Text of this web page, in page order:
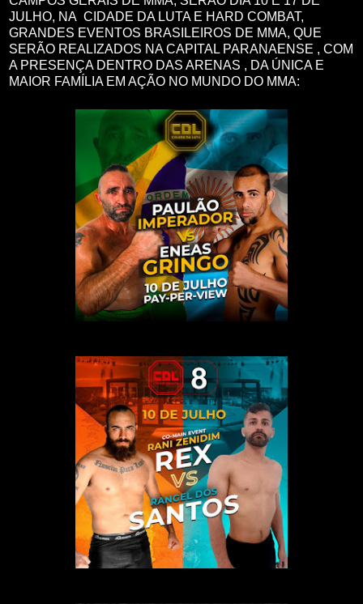
JULHO, NA CIDADE DA LUTA E HARD COMBAT,
GRANDES EVENTOS BRASILEIROS DE MMA, QUE
SERÃO REALIZADOS NA CAPITAL PARANAENSE , COM
A PRESENÇA DENTRO DAS ARENAS , DA ÚNICA E
MAIOR FAMÍLIA EM AÇÃO NO MUNDO DO MMA: